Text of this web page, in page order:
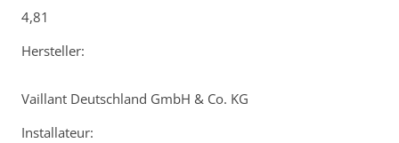
4,81
Hersteller:
Vaillant Deutschland GmbH & Co. KG
Installateur: